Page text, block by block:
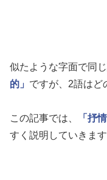
似たような字面で同
的」 ですが、2語はど
この記事では、 「抒
すく説明していきます